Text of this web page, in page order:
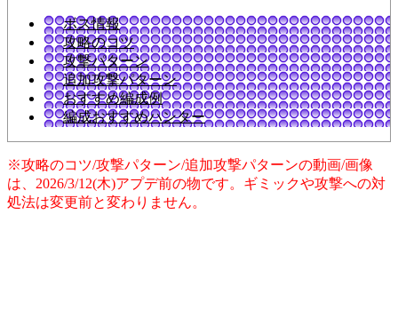
ボス情報
攻略のコツ
攻撃パターン
追加攻撃パターン
おすすめ編成例
編成おすすめハンター
※攻略のコツ/攻撃パターン/追加攻撃パターンの動画/画像
は、2026/3/12(木)アプデ前の物です。ギミックや攻撃への対
処法は変更前と変わりません。